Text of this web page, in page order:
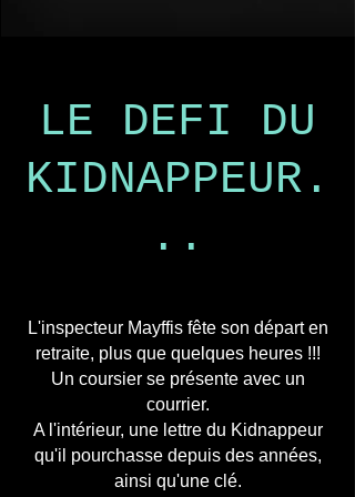
LE DEFI DU
KIDNAPPEUR.
..
L'inspecteur Mayffis fête son départ en
retraite, plus que quelques heures !!!
Un coursier se présente avec un
courrier.
A l'intérieur, une lettre du Kidnappeur
qu'il pourchasse depuis des années,
ainsi qu'une clé.